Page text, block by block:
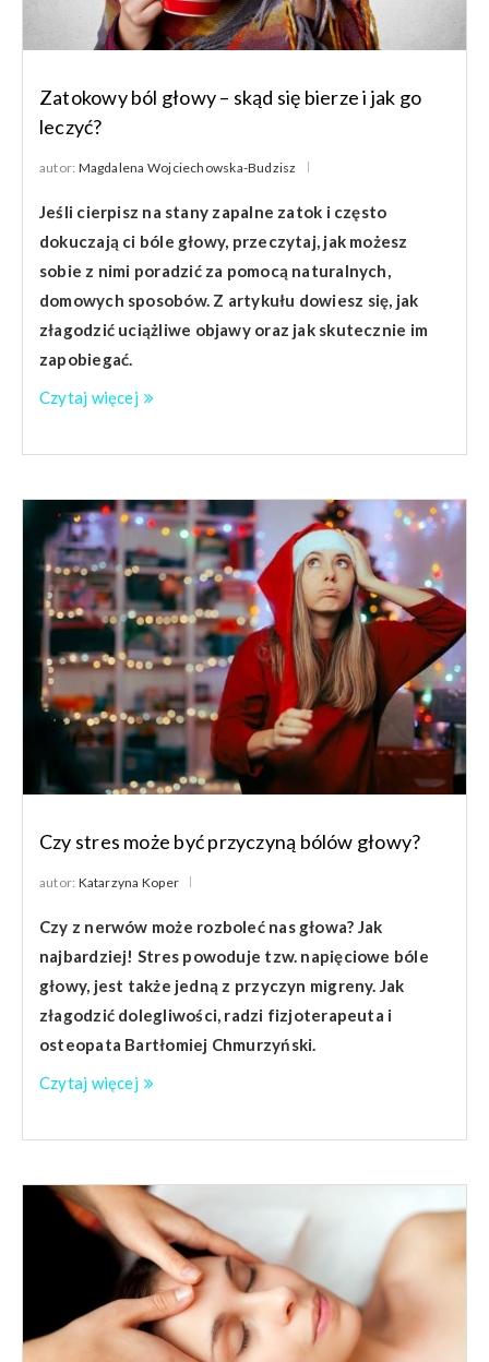
Zatokowy ból głowy – skąd się bierze i jak go
leczyć?
autor: Magdalena Wojciechowska-Budzisz
Jeśli cierpisz na stany zapalne zatok i często
dokuczają ci bóle głowy, przeczytaj, jak możesz
sobie z nimi poradzić za pomocą naturalnych,
domowych sposobów. Z artykułu dowiesz się, jak
złagodzić uciążliwe objawy oraz jak skutecznie im
zapobiegać.
Czytaj więcej
Czy stres może być przyczyną bólów głowy?
autor: Katarzyna Koper
Czy z nerwów może rozboleć nas głowa? Jak
najbardziej! Stres powoduje tzw. napięciowe bóle
głowy, jest także jedną z przyczyn migreny. Jak
złagodzić dolegliwości, radzi fizjoterapeuta i
osteopata Bartłomiej Chmurzyński.
Czytaj więcej